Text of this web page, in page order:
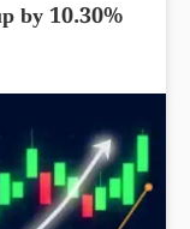
by 10.30%